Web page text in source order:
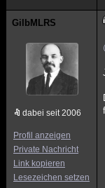
GilbMLRS
dabei seit 2006
Profil anzeigen
Private Nachricht
Link kopieren
Lesezeichen setzen